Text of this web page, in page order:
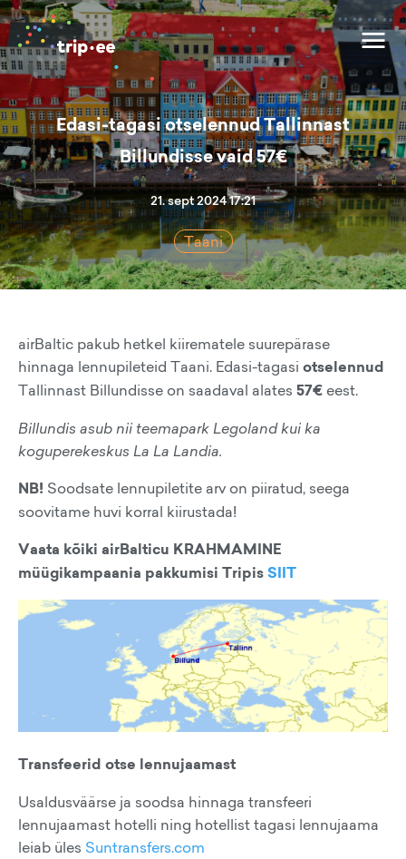
Edasi-tagasi otselennud Tallinnast
Billundisse vaid 57€
21. sept 2024 17:21
Taani
airBaltic pakub hetkel kiirematele suurepärase
hinnaga lennupileteid Taani. Edasi-tagasi otselennud
Tallinnast Billundisse on saadaval alates 57€ eest.
Billundis asub nii teemapark Legoland kui ka
koguperekeskus La La Landia.
NB! Soodsate lennupiletite arv on piiratud, seega
soovitame huvi korral kiirustada!
Vaata kõiki airBalticu KRAHMAMINE
müügikampaania pakkumisi TripisSIIT
Transfeerid otse lennujaamast
Usaldusväärse ja soodsa hinnaga transfeeri
lennujaamast hotelli ning hotellist tagasi lennujaama
leiab üles Suntransfers.com